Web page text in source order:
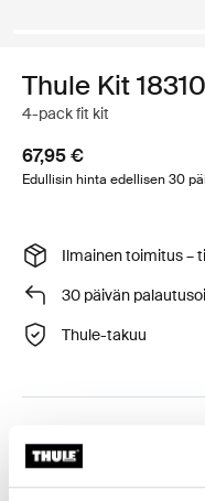
Thule Kit
4-pack fit kit
67,95 €
Edullisin hinta edellisen 30
Ilmainen toimitus –
30 päivän
Thule-takuu
Räätälöity
voidaan asentaa